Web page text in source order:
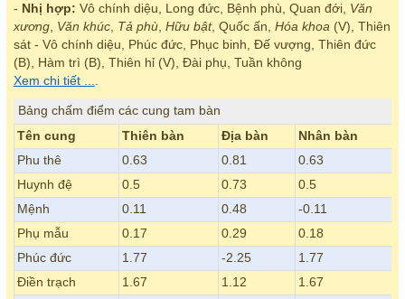
- Nhị hợp: Vô chính diệu, Long đức, Bệnh phù, Quan đới, Văn
xương, Văn khúc, Tả phù, Hữu bật, Quốc ấn, Hóa khoa (V), Thiên
sát - Vô chính diệu, Phúc đức, Phục binh, Đế vượng, Thiên đức
(B), Hàm trì (B), Thiên hỉ (V), Đài phụ, Tuần không
Xem chi tiết ...
Bảng chấm điểm các cung tam bàn
Tên cung
Thiên bàn Địa bàn
Nhân bàn
Phu thê
0.63 0.81
0.63
Huynh đệ
0.5 0.73
0.5
Mệnh
0.11 0.48
-0.11
Phụ mẫu
0.17 0.29
0.18
Phúc đức
1.77 -2.25
1.77
Điền trạch
1.67 1.12
1.67